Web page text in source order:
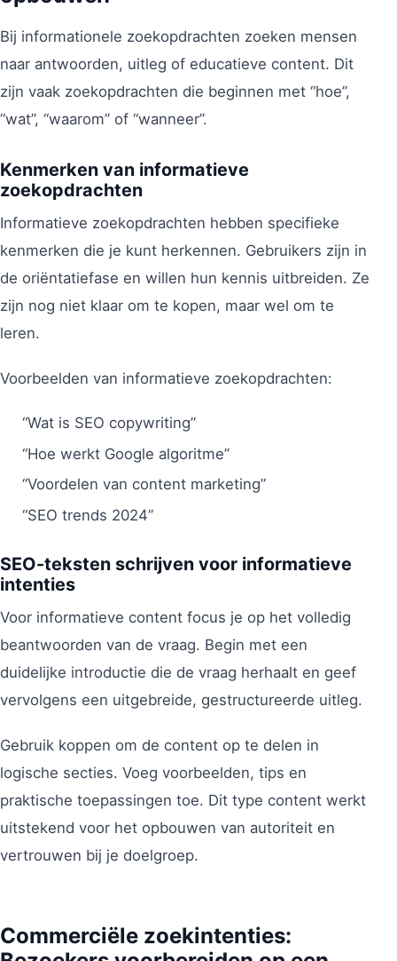
Bij informationele zoekopdrachten zoeken mensen
naar antwoorden, uitleg of educatieve content. Dit
zijn vaak zoekopdrachten die beginnen met “hoe”,
“wat”, “waarom” of “wanneer”.
Kenmerken van informatieve
zoekopdrachten
Informatieve zoekopdrachten hebben specifieke
kenmerken die je kunt herkennen. Gebruikers zijn in
de oriëntatiefase en willen hun kennis uitbreiden. Ze
zijn nog niet klaar om te kopen, maar wel om te
leren.
Voorbeelden van informatieve zoekopdrachten:
“Wat is SEO copywriting”
“Hoe werkt Google algoritme”
“Voordelen van content marketing”
“SEO trends 2024”
SEO-teksten schrijven voor informatieve
intenties
Voor informatieve content focus je op het volledig
beantwoorden van de vraag. Begin met een
duidelijke introductie die de vraag herhaalt en geef
vervolgens een uitgebreide, gestructureerde uitleg.
Gebruik koppen om de content op te delen in
logische secties. Voeg voorbeelden, tips en
praktische toepassingen toe. Dit type content werkt
uitstekend voor het opbouwen van autoriteit en
vertrouwen bij je doelgroep.
Commerciële zoekintenties: